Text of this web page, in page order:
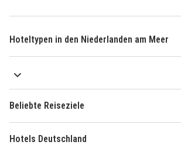
Hoteltypen in den Niederlanden am Meer
Beliebte Reiseziele
Hotels Deutschland